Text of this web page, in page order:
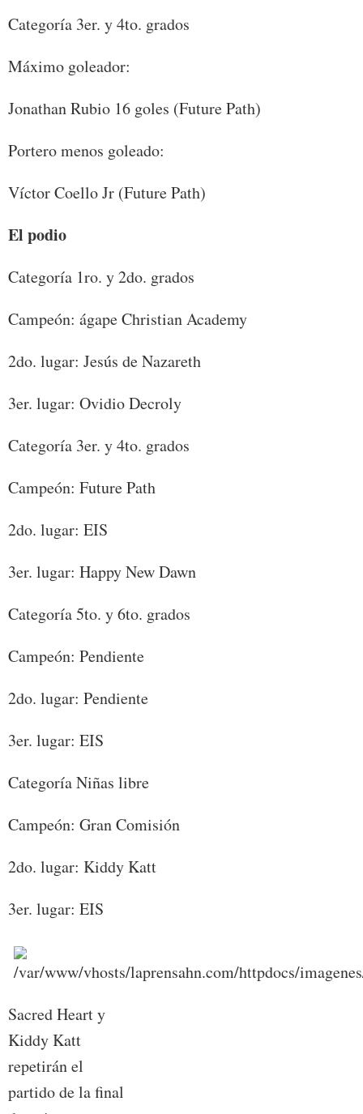
Categoría 3er. y 4to. grados
Máximo goleador:
Jonathan Rubio 16 goles (Future Path)
Portero menos goleado:
Víctor Coello Jr (Future Path)
El podio
Categoría 1ro. y 2do. grados
Campeón: ágape Christian Academy
2do. lugar: Jesús de Nazareth
3er. lugar: Ovidio Decroly
Categoría 3er. y 4to. grados
Campeón: Future Path
2do. lugar: EIS
3er. lugar: Happy New Dawn
Categoría 5to. y 6to. grados
Campeón: Pendiente
2do. lugar: Pendiente
3er. lugar: EIS
Categoría Niñas libre
Campeón: Gran Comisión
2do. lugar: Kiddy Katt
3er. lugar: EIS
Sacred Heart y
Kiddy Katt
repetirán el
partido de la final